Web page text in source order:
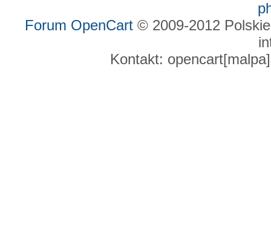
Forum OpenCart © 2009-2012
Kontakt: